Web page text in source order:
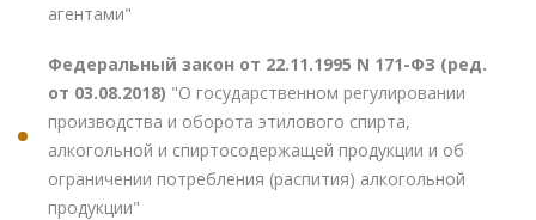
агентами"
Федеральный закон от 22.11.1995 N 171-ФЗ (ред.
от 03.08.2018) "О государственном регулировании
производства и оборота этилового спирта,
алкогольной и спиртосодержащей продукции и об
ограничении потребления (распития) алкогольной
продукции"